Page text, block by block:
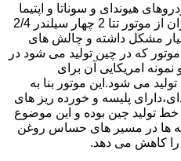
هیوندای و سوناتا و اپتیما
بحث می کنیم.این خودروها در ایران از موتور تتا 2 چهار سیلندر 2/4
مشکل داشته و چالش های
که در چین تولید می شود در
نمونه امریکایی آن برای
می شود.این موتور بنا به
پلیسه و خورده ریز های
خط تولید چین بوده و این موضوع
ها در مسیر های حساس روغن
را کاهش می دهد.